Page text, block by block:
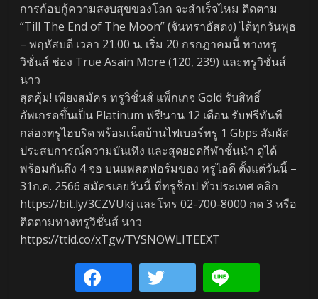
การก้อบกู้ความสงบสุขของโลก จะสำเร็จไหม ติดตาม
“Till The End of The Moon” (จันทราอัสดง) ได้ทุกวันพุธ
– พฤหัสบดี เวลา 21.00 น. เริ่ม 20 กรกฎาคมนี้ ทางทรู
วิชั่นส์ ช่อง True Asain More (120, 239) และทรูวิชั่นส์
นาว
สุดคุ้ม! เพียงสมัคร ทรูวิชั่นส์ แพ็กเกจ Gold รับสิทธิ์
อัพเกรดขึ้นเป็น Platinum ฟรี!นาน 12 เดือน รับฟรีทันที
กล่องทรูไฮบริด พร้อมเน็ตบ้านไฟเบอร์ทรู 1 Gbps สัมผัส
ประสบการณ์ความบันเทิง และสุดยอดกีฬาชั้นนำ ดูได้
พร้อมกันถึง 4 จอ บนแพลตฟอร์มของ ทรูไอดี ตั้งแต่วันนี้ –
31ก.ค. 2566 สมัครเลยวันนี้ ที่ทรูช็อป ทั่วประเทศ คลิก
https://bit.ly/3CZVUkj และโทร 02-700-8000 กด 3 หรือ
ติดตามทางทรูวิชั่นส์ นาว
https://ttid.co/xTgv/TVSNOWLITEEXT